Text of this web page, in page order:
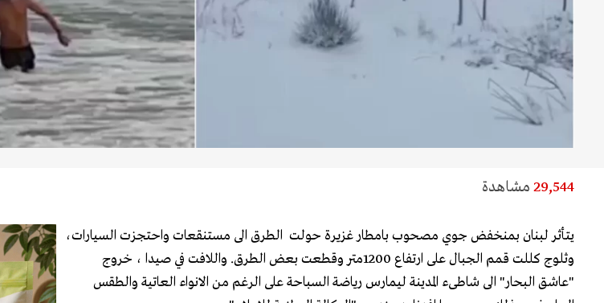
29,544 مشاهدة
يتأثر لبنان بمنخفض جوي مصحوب بامطار غزيرة حولت الطرق الى مستنقعات واحتجزت السيارات،
وثلوج كللت قمم الجبال على ارتفاع 1200متر وقطعت بعض الطرق. واللافت في صيدا ، خروج
"عاشق البحار" الى شاطىء المدينة ليمارس رياضة السباحة على الرغم من الانواء العاتية والطقس